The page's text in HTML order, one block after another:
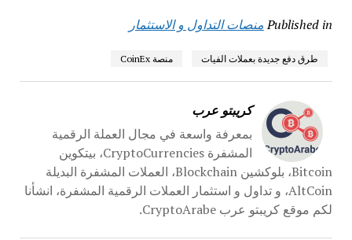
Published in منصات التداول و الاستثمار
طرق دفع جديدة بعملات الفيات منصة CoinEx
كريبتو عرب
بمعرفة واسعة في مجال العملة الرقمية
المشفرة CryptoCurrencies، بيتكوين
Bitcoin، بلوكشين Blockchain، العملات المشفرة البديلة
AltCoin، و تداول و استثمار العملات الرقمية المشفرة، انشأنا
لكم موقع كريبتو عرب CryptoArabe.